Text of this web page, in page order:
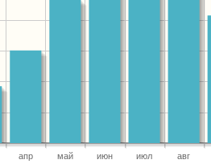
апр май июн июл авг